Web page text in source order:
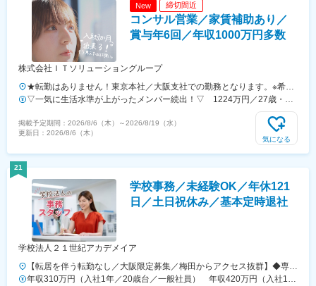
New 締切間近
コンサル営業／家賃補助あり／
賞与年6回／年収1000万円多数
株式会社ＩＴソリューショングループ
★転勤はありません！東京本社／大阪支社での勤務となります。※希望
を考慮いたします。＜東京本社＞東京都新宿区西新宿6-8-1 住友不動産
新宿オークタワー21F＜大阪支社＞大阪府大阪市北区梅田3丁目2-2 JP
タワー大阪
▽一気に生活水準が上がったメンバー続出！▽ 1224万円／27歳・経
掲載予定期間： 2026/8/6（木） ～2026/8/19（水）
更新日： 2026/8/6（木）
気になる
21
学校事務／未経験OK／年休121
日／土日祝休み／基本定時退社
学校法人２１世紀アカデメイア
【転居を伴う転勤なし／大阪限定募集／梅田からアクセス抜群】◆専門
学校大阪ビジネス・アカデミー〒530-0004 大阪市北区堂島浜1-1-7～
年収310万円（入社1年／20歳台／一般社員） 年収420万円（入社10